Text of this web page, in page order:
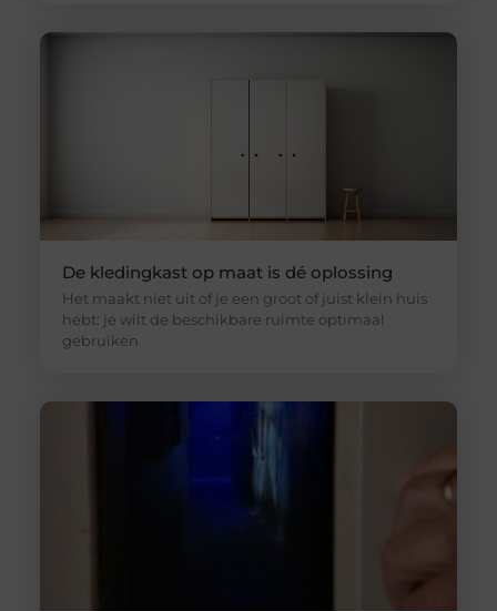
De kledingkast op maat is dé oplossing
Het maakt niet uit of je een groot of juist klein huis
hebt: je wilt de beschikbare ruimte optimaal
gebruiken